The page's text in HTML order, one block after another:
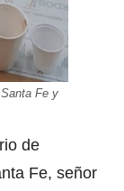
Fe y
de
Fe, señor